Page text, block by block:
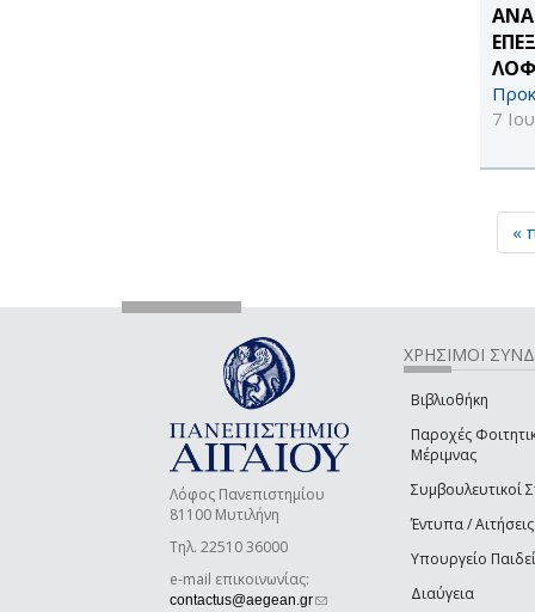
7
«
Λόφος Πανεπιστημίου
81100 Μυτιλήνη
Τηλ. 22510 36000
e-mail επικοινωνίας:
contactus@aegean.gr(link sends e-mail)
ΧΡΗΣΙΜΟΙ
Βιβλιοθήκη
Παροχές
Μέριμνας
Συμβουλευτικοί
Έντυπα / Αιτήσεις
Υπουργείο
Διαύγεια